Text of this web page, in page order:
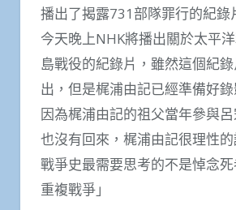
播出了揭露731部隊罪行的紀錄
今天晚上NHK將播出關於太平
島戰役的紀錄片，雖然這個紀
出，但是梶浦由記已經準備好
因為梶浦由記的祖父當年參與
也沒有回來，梶浦由記很理性
戰爭史最需要思考的不是悼念
重複戰爭」